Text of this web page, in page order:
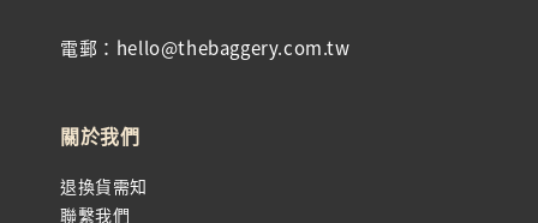
電郵：hello@thebaggery.com.tw
關於我們
退換貨需知
聯繫我們